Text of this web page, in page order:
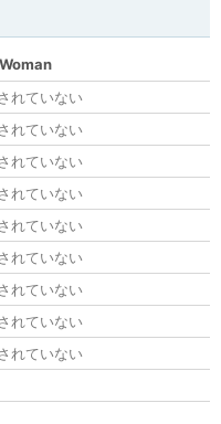
れていない
れていない
れていない
れていない
れていない
れていない
れていない
れていない
れていない